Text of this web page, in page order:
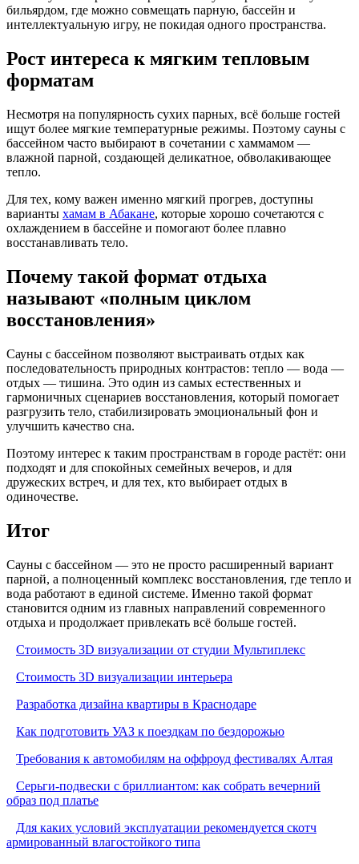
бильярдом, где можно совмещать парную, бассейн и
интеллектуальную игру, не покидая одного пространства.
Рост интереса к мягким тепловым
форматам
Несмотря на популярность сухих парных, всё больше гостей
ищут более мягкие температурные режимы. Поэтому сауны с
бассейном часто выбирают в сочетании с хаммамом —
влажной парной, создающей деликатное, обволакивающее
тепло.
Для тех, кому важен именно мягкий прогрев, доступны
варианты хамам в Абакане, которые хорошо сочетаются с
охлаждением в бассейне и помогают более плавно
восстанавливать тело.
Почему такой формат отдыха
называют «полным циклом
восстановления»
Сауны с бассейном позволяют выстраивать отдых как
последовательность природных контрастов: тепло — вода —
отдых — тишина. Это один из самых естественных и
гармоничных сценариев восстановления, который помогает
разгрузить тело, стабилизировать эмоциональный фон и
улучшить качество сна.
Поэтому интерес к таким пространствам в городе растёт: они
подходят и для спокойных семейных вечеров, и для
дружеских встреч, и для тех, кто выбирает отдых в
одиночестве.
Итог
Сауны с бассейном — это не просто расширенный вариант
парной, а полноценный комплекс восстановления, где тепло и
вода работают в единой системе. Именно такой формат
становится одним из главных направлений современного
отдыха и продолжает привлекать всё больше гостей.
Стоимость 3D визуализации от студии Мультиплекс
Стоимость 3D визуализации интерьера
Разработка дизайна квартиры в Краснодаре
Как подготовить УАЗ к поездкам по бездорожью
Требования к автомобилям на оффроуд фестивалях Алтая
Серьги-подвески с бриллиантом: как собрать вечерний
образ под платье
Для каких условий эксплуатации рекомендуется скотч
армированный влагостойкого типа